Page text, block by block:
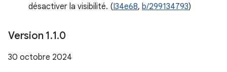
désactiver la visibilité. (I34e68, b/299134793)
Version 1.1.0
30 octobre 2024